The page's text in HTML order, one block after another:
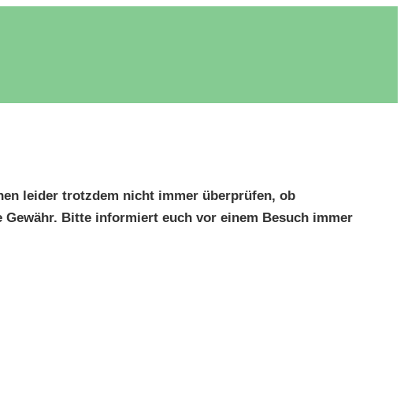
leider trotzdem nicht immer überprüfen, ob
Gewähr. Bitte informiert euch vor einem Besuch immer